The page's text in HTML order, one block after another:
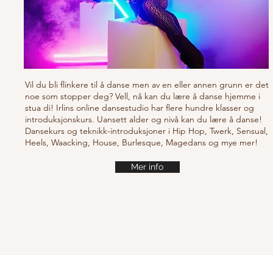
Vil du bli flinkere til å danse men av en eller annen grunn er det
noe som stopper deg? Vell, nå kan du lære å danse hjemme i
stua di! Irlins online dansestudio har flere hundre klasser og
introduksjonskurs. Uansett alder og nivå kan du lære å danse!
Dansekurs og teknikk-introduksjoner i Hip Hop, Twerk, Sensual,
Heels, Waacking, House, Burlesque, Magedans og mye mer!
Mer info